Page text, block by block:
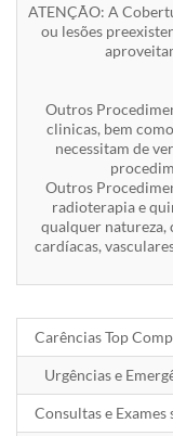
ATENÇÃO: A
ou lesões
Outros
clinicas, bem
necessitam de
Outros
radioterapia e
qualquer natureza,
cardíacas,
Carências Top
Urgências e
Consultas e Exames